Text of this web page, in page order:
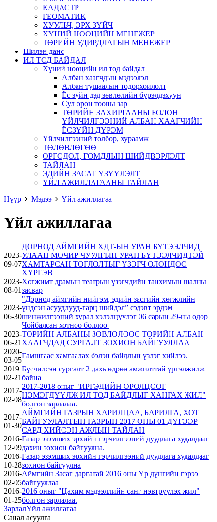
КАДАСТР
ГЕОМАТИК
ХУУЛЬЧ, ЭРХ ЗҮЙЧ
ХҮНИЙ НӨӨЦИЙН МЕНЕЖЕР
ТӨРИЙН УДИРДЛАГЫН МЕНЕЖЕР
Шилэн данс
ИЛ ТОД БАЙДАЛ
Хүний нөөцийн ил тод байдал
Албан хаагчдын мэдээлэл
Албан тушаалын тодорхойлолт
Ёс зүйн дэд зөвлөлийн бүрэлдэхүүн
Сул орон тооны зар
ТӨРИЙН ЗАХИРГААНЫ БОЛОН
ҮЙЛЧИЛГЭЭНИЙ АЛБАН ХААГЧИЙН
ЁСЗҮЙН ДҮРЭМ
Үйлчилгээний төлбөр, хураамж
ТӨЛӨВЛӨГӨӨ
ӨРГӨДӨЛ, ГОМДЛЫН ШИЙДВЭРЛЭЛТ
ТАЙЛАН
ЭДИЙН ЗАСАГ ҮЗҮҮЛЭЛТ
ҮЙЛ АЖИЛЛАГААНЫ ТАЙЛАН
Нүүр
Мэдээ Үйл ажиллагаа
Үйл ажиллагаа
2023-
09-07
ДОРНОД АЙМГИЙН ХДТ-ЫН УРАН БҮТЭЭЛЧИД
УЛААН МӨЧИР ЧУУЛГЫН УРАН БҮТЭЭЛЧИДТЭЙ
ХАМТАРСАН ТОГЛОЛТЫГ ҮЗЭГЧ ОЛОНДОО
ХҮРГЭВ
2023-
08-01
Хөгжимт драмын театрын үзэгчдийн танхимын шалны
засвар
2023-
06-30
"Дорнод аймгийн нийгэм, эдийн засгийн хөгжлийн
үндсэн асуудлууд-гарц шийдэл” сэдэвт эрдэм
шинжилгээний хурал хэлэлцүүлэг 06 сарын 29-ны өдөр
Чойбалсан хотноо боллоо.
2023-
06-21
ТӨРИЙН АЛБАНЫ ЗӨВЛӨЛӨӨС ТӨРИЙН АЛБАН
ХААГЧДАД СУРГАЛТ ЗОХИОН БАЙГУУЛЛАА
2020-
03-05
Гамшгаас хамгаалах бэлэн байдлын үзлэг хийлээ.
2019-
02-21
Бүсчилсэн сургалт 2 дахь өдрөө амжилттай үргэлжилж
байна
2017-
02-08
2017-2018 оныг "ИРГЭДИЙН ОРОЛЦООГ
НЭМЭГДҮҮЛЖ ИЛ ТОД БАЙДЛЫГ ХАНГАХ ЖИЛ"
болгон зарлалаа.
2017-
01-30
АЙМГИЙН ГАЗРЫН ХАРИЛЦАА, БАРИЛГА, ХОТ
БАЙГУУЛАЛТЫН ГАЗРЫН 2017 ОНЫ 01 ДҮГЭЭР
САРД ХИЙСЭН АЖЛЫН ТАЙЛАН
2016-
12-09
Газар эзэмших эрхийн гэрчилгээний дуудлага худалдааг
дахин зохион байгуулна.
2016-
10-28
Газар эзэмших эрхийн гэрчилгээний дуудлага худалдааг
зохион байгуулна
2016-
02-05
Аймгийн Засаг даргатай 2016 оны Үр дүнгийн гэрээ
байгууллаа
2016-
01-25
2016 оныг "Цахим мэдээллийн санг нэвтрүүлэх жил"
болгон зарлалаа.
ЗарлалҮйл ажиллагаа
Санал асуулга